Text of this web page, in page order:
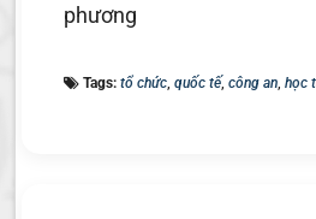
phương
Tags: tổ chức, quốc tế, công an, học